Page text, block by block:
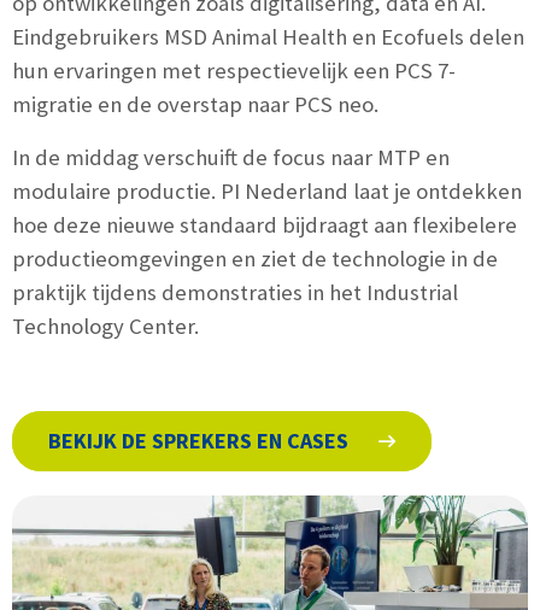
Eindgebruikers MSD Animal Health en Ecofuels delen
hun ervaringen met respectievelijk een PCS 7-
migratie en de overstap naar PCS neo.
In de middag verschuift de focus naar MTP en
modulaire productie. PI Nederland laat je ontdekken
hoe deze nieuwe standaard bijdraagt aan flexibelere
productieomgevingen en ziet de technologie in de
praktijk tijdens demonstraties in het Industrial
Technology Center.
BEKIJK DE SPREKERS EN CASES